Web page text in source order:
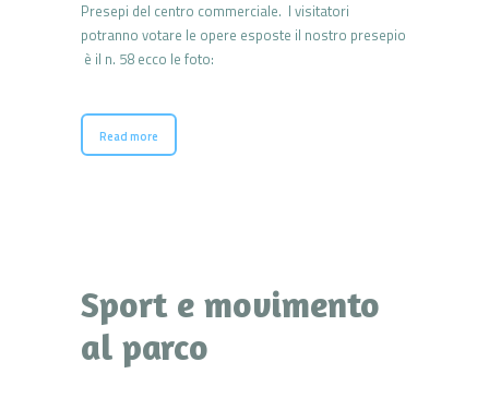
Presepi del centro commerciale. I visitatori
potranno votare le opere esposte il nostro presepio
è il n. 58 ecco le foto:
Read more
Sport e movimento
al parco